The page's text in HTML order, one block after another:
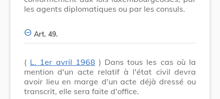
les agents diplomatiques ou par les consuls.
Art. 49.
( L. 1er avril 1968 ) Dans tous les cas où la
mention d'un acte relatif à l'état civil devra
avoir lieu en marge d'un acte déjà dressé ou
transcrit, elle sera faite d'office.